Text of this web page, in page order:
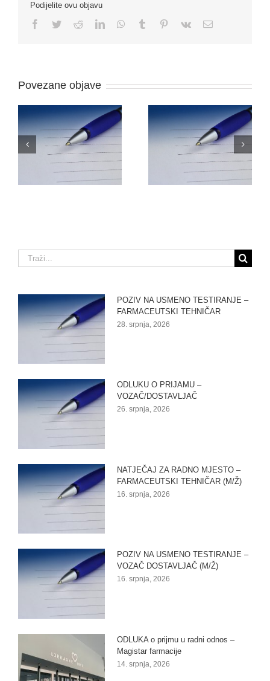
Podijelite ovu objavu
Facebook
TwitterRedditLinkedInWhatsApp
Tumblr Pinterest
Vk Email:
Povezane objave
ODLUKU O PRIJAMU
–
VOZAČ/DOSTAVLJAČ
NATJEČAJ ZA
RADNO MJESTO –
TEHNIČAR (M/Ž)
Traži...
POZIV NA USMENO TESTIRANJE –
FARMACEUTSKI TEHNIČAR
28. srpnja, 2026
ODLUKU O PRIJAMU –
VOZAČ/DOSTAVLJAČ
26. srpnja, 2026
NATJEČAJ ZA RADNO MJESTO –
FARMACEUTSKI TEHNIČAR (M/Ž)
16. srpnja, 2026
POZIV NA USMENO TESTIRANJE –
VOZAČ DOSTAVLJAČ (M/Ž)
16. srpnja, 2026
ODLUKA o prijmu u radni odnos –
Magistar farmacije
14. srpnja, 2026